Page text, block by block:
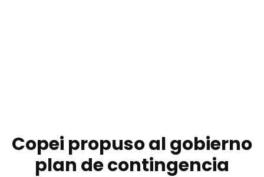
Copei propuso al gobierno
plan de contingencia